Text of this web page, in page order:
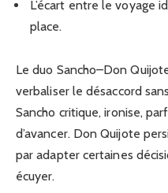
L’écart entre le voyage
place.
Le duo Sancho–Don
verbaliser le désaccord
Sancho critique, ironise,
d’avancer. Don Quijote
par adapter certaines
écuyer.